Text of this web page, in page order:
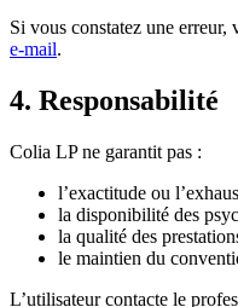
Si vous constatez une erreur,
e-mail.
4. Responsabilité
Colia LP ne garantit pas :
l’exactitude ou
la disponibilité des
la qualité des
le maintien du
L’utilisateur contacte le